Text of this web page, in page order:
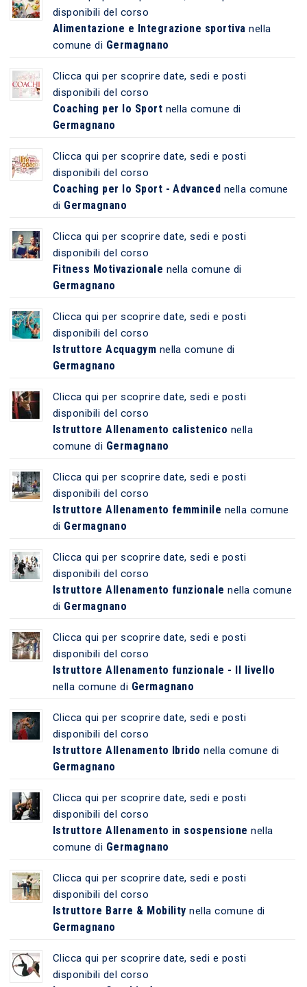
disponibili del corso
Alimentazione e Integrazione sportiva nella
comune di Germagnano
Clicca qui per scoprire date, sedi e posti
disponibili del corso
Coaching per lo Sport nella comune di
Germagnano
Clicca qui per scoprire date, sedi e posti
disponibili del corso
Coaching per lo Sport - Advanced nella comune
di Germagnano
Clicca qui per scoprire date, sedi e posti
disponibili del corso
Fitness Motivazionale nella comune di
Germagnano
Clicca qui per scoprire date, sedi e posti
disponibili del corso
Istruttore Acquagym nella comune di
Germagnano
Clicca qui per scoprire date, sedi e posti
disponibili del corso
Istruttore Allenamento calistenico nella
comune di Germagnano
Clicca qui per scoprire date, sedi e posti
disponibili del corso
Istruttore Allenamento femminile nella comune
di Germagnano
Clicca qui per scoprire date, sedi e posti
disponibili del corso
Istruttore Allenamento funzionale nella comune
di Germagnano
Clicca qui per scoprire date, sedi e posti
disponibili del corso
Istruttore Allenamento funzionale - II livello
nella comune di Germagnano
Clicca qui per scoprire date, sedi e posti
disponibili del corso
Istruttore Allenamento Ibrido nella comune di
Germagnano
Clicca qui per scoprire date, sedi e posti
disponibili del corso
Istruttore Allenamento in sospensione nella
comune di Germagnano
Clicca qui per scoprire date, sedi e posti
disponibili del corso
Istruttore Barre & Mobility nella comune di
Germagnano
Clicca qui per scoprire date, sedi e posti
disponibili del corso